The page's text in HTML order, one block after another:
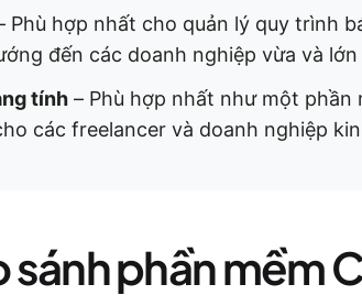
Phù hợp nhất cho quản lý quy trình
đến các doanh nghiệp vừa và lớn
tính – Phù hợp nhất như một phần
các freelancer và doanh nghiệp
sánh phần mềm